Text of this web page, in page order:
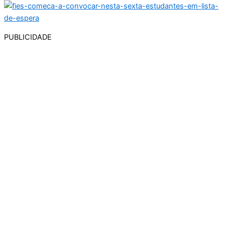
PUBLICIDADE